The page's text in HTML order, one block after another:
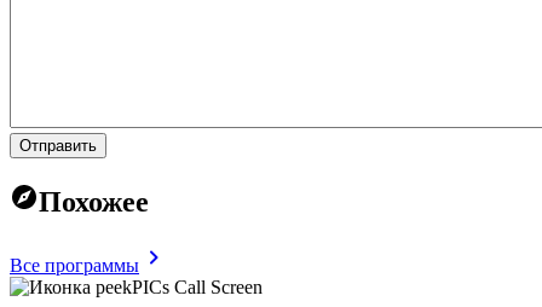
Отправить
Похожее
Все программы